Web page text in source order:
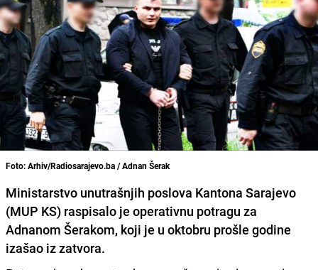
Foto: Arhiv/Radiosarajevo.ba / Adnan Šerak
Ministarstvo unutrašnjih poslova Kantona Sarajevo
(MUP KS) raspisalo je operativnu potragu za
Adnanom Šerakom, koji je u oktobru prošle godine
izašao iz zatvora.